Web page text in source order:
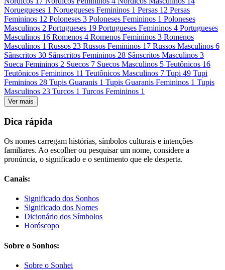
Noruegueses 1 Noruegueses Femininos 1 Persas 12 Persas
Femininos 12 Poloneses 3 Poloneses Femininos 1 Poloneses
Masculinos 2 Portugueses 19 Portugueses Femininos 4 Portugueses
Masculinos 16 Romenos 4 Romenos Femininos 3 Romenos
Masculinos 1 Russos 23 Russos Femininos 17 Russos Masculinos 6
Sânscritos 30 Sânscritos Femininos 28 Sânscritos Masculinos 3
Sueca Femininos 2 Suecos 7 Suecos Masculinos 5 Teutônicos 16
Teutônicos Femininos 11 Teutônicos Masculinos 7 Tupi 49 Tupi
Femininos 28 Tupis Guaranis 1 Tupis Guaranis Femininos 1 Tupis
Masculinos 23 Turcos 1 Turcos Femininos 1
Ver mais
Dica rápida
Os nomes carregam histórias, símbolos culturais e intenções
familiares. Ao escolher ou pesquisar um nome, considere a
pronúncia, o significado e o sentimento que ele desperta.
Canais:
Significado dos Sonhos
Significado dos Nomes
Dicionário dos Símbolos
Horóscopo
Sobre o Sonhos:
Sobre o Sonhei